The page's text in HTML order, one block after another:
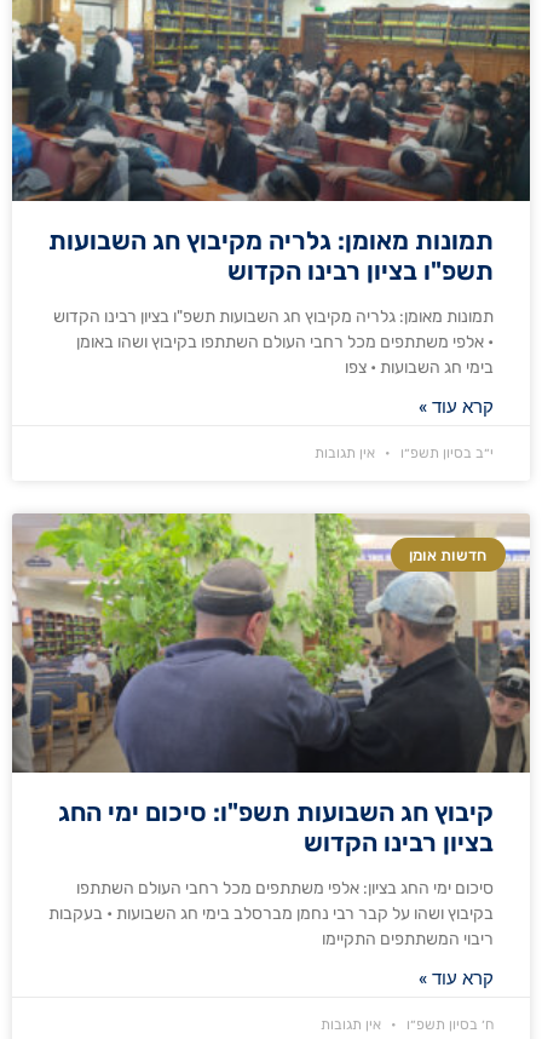
תמונות מאומן: גלריה מקיבוץ חג השבועות
תשפ"ו בציון רבינו הקדוש
תמונות מאומן: גלריה מקיבוץ חג השבועות תשפ"ו בציון רבינו הקדוש
• אלפי משתתפים מכל רחבי העולם השתתפו בקיבוץ ושהו באומן
בימי חג השבועות • צפו
קרא עוד »
י״ב בסיון תשפ״ו אין תגובות
חדשות אומן
קיבוץ חג השבועות תשפ"ו: סיכום ימי החג
בציון רבינו הקדוש
סיכום ימי החג בציון: אלפי משתתפים מכל רחבי העולם השתתפו
בקיבוץ ושהו על קבר רבי נחמן מברסלב בימי חג השבועות • בעקבות
ריבוי המשתתפים התקיימו
קרא עוד »
ח׳ בסיון תשפ״ו אין תגובות